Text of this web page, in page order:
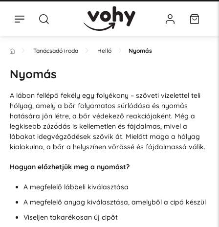
Tanácsadó iroda Helló Nyomás
Nyomás
A lábon fellépő fekély egy folyékony – szöveti vizelettel teli
hólyag, amely a bőr folyamatos súrlódása és nyomás
hatására jön létre, a bőr védekező reakciójaként. Még a
legkisebb zúzódás is kellemetlen és fájdalmas, mivel a
lábakat idegvégződések szövik át. Mielőtt maga a hólyag
kialakulna, a bőr a helyszínen vörössé és fájdalmassá válik.
Hogyan előzhetjük meg a nyomást?
A megfelelő lábbeli kiválasztása
A megfelelő anyag kiválasztása, amelyből a cipő készül
Viseljen takarékosan új cipőt